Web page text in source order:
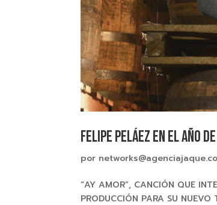
Felipe Peláez en el año
por
“AY AMOR”, CANCIÓN QUE
PRODUCCIÓN PARA SU